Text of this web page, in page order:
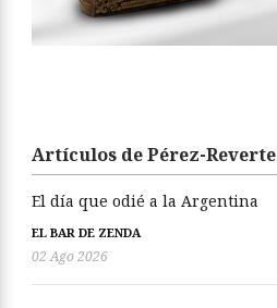
Artículos de Pérez-Reverte
El día que odié a la Argentina
EL BAR DE ZENDA
02 Ago 2026